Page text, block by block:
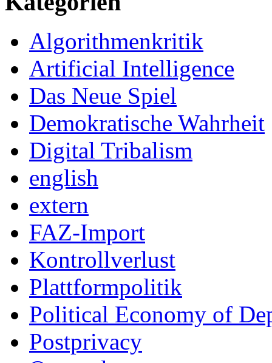
Algorithmenkritik
Artificial Intelligence
Das Neue Spiel
Demokratische Wahrheit
Digital Tribalism
english
extern
FAZ-Import
Kontrollverlust
Plattformpolitik
Political Economy of
Postprivacy